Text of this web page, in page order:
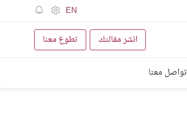
EN
انشر مقالتك تطوع معنا
تواصل معنا